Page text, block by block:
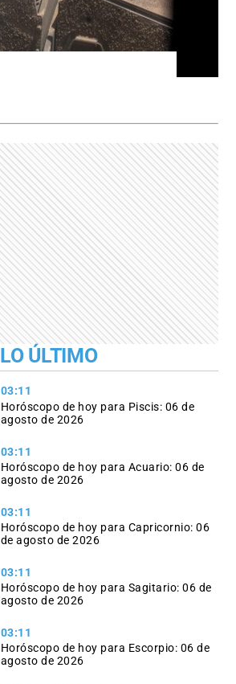
LO ÚLTIMO
03:11
Horóscopo de hoy para Piscis: 06 de
agosto de 2026
03:11
Horóscopo de hoy para Acuario: 06 de
agosto de 2026
03:11
Horóscopo de hoy para Capricornio: 06
de agosto de 2026
03:11
Horóscopo de hoy para Sagitario: 06 de
agosto de 2026
03:11
Horóscopo de hoy para Escorpio: 06 de
agosto de 2026